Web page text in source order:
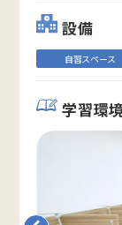
設備
自習スペース
学習環